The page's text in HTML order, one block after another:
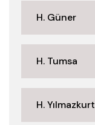
H. Güner
H. Tumsa
H. Yılmazkurt